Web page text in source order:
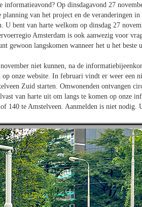
informatieavond? Op dinsdagavond 27
planning van het project en de veranderingen
U bent van harte welkom op dinsdag 27
Amsterdam is ook aanwezig voor
gewoon langskomen wanneer het u het beste
niet kunnen, na de
op onze website. In februari vindt er weer een
Zuid starten. Omwonenden ontvangen
van harte uit om langs te komen op onze
140 te Amstelveen. Aanmelden is niet